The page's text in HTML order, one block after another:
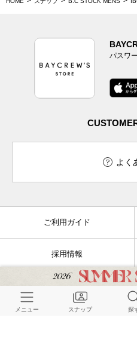
パスワ
よく
ご利用ガイド
採用情報
利用規約
メニュー スナップ 探